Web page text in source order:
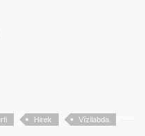
Hirek Vízilabda